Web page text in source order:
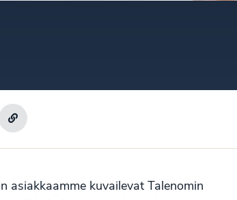
asiakkaamme kuvailevat Talenomin